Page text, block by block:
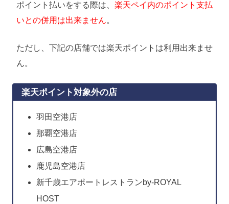
ポイント払いをする際は、 楽天ペイ内のポイント支払
いとの併用は出来ません。
ただし、下記の店舗では楽天ポイントは利用出来ませ
ん。
楽天ポイント対象外の店
羽田空港店
那覇空港店
広島空港店
鹿児島空港店
新千歳エアポートレストランby-ROYAL
HOST